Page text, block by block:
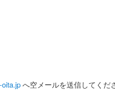
へ空メールを送信してくだ